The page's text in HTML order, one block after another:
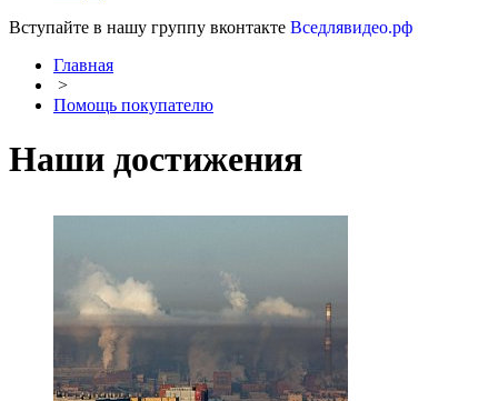
Вступайте в нашу группу вконтакте Вседлявидео.рф
Главная
>
Помощь покупателю
Наши достижения